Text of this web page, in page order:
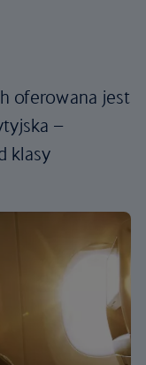
oferowana jest
–
klasy